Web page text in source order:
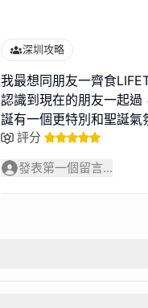
深圳攻略
我最想同朋友一齊食
認識到現在的朋友一起
誕有一個更特別和聖誕氣
評分
發表第一個留言...